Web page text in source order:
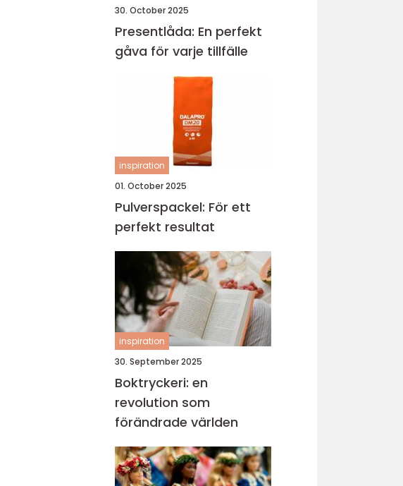
30. October 2025
Presentlåda: En perfekt
gåva för varje tillfälle
inspiration
01. October 2025
Pulverspackel: För ett
perfekt resultat
inspiration
30. September 2025
Boktryckeri: en
revolution som
förändrade världen